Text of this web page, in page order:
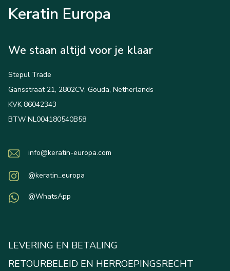
Keratin Europa
We staan altijd voor je klaar
Stepul Trade
Gansstraat 21, 2802CV, Gouda, Netherlands
KVK 86042343
BTW NL004180540B58
info@keratin-europa.com
@keratin_europa
@WhatsApp
LEVERING EN BETALING
RETOURBELEID EN HERROEPINGSRECHT